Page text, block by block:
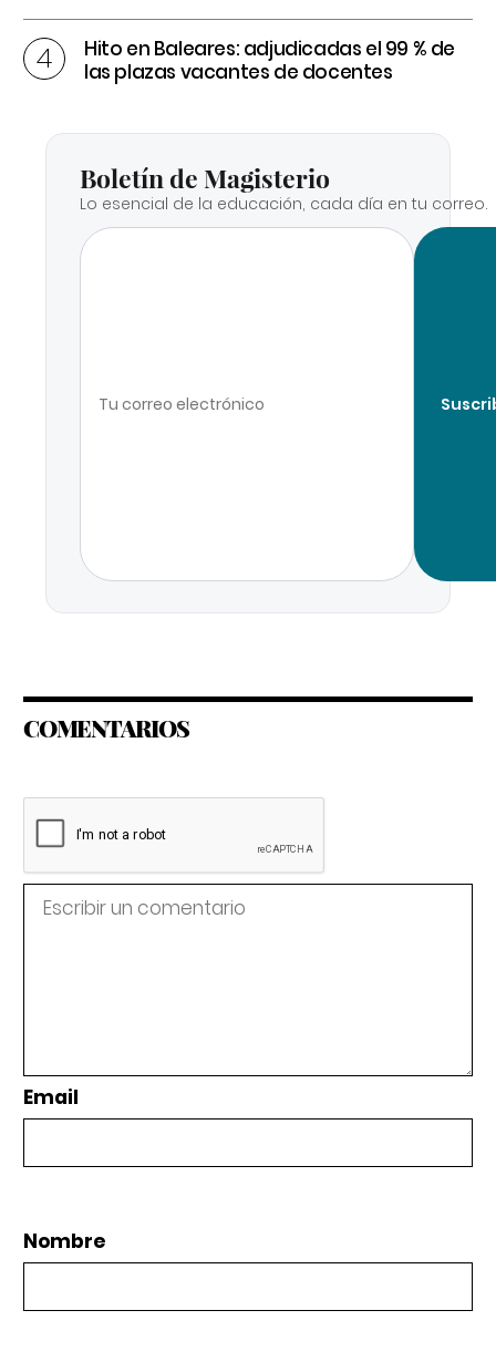
Hito en Baleares: adjudicadas el 99 % de
las plazas vacantes de docentes
Boletín de Magisterio
Lo esencial de la educación, cada día en tu correo.
COMENTARIOS
Email
Nombre